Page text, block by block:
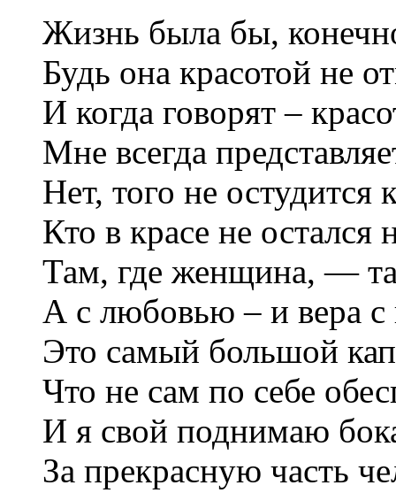
Жизнь была бы,
Будь она красотой не
И когда говорят –
Мне всегда
Нет, того не остудится
Кто в красе не остался
Там, где женщина, —
А с любовью – и вера
Это самый большой
Что не сам по себе
И я свой поднимаю
За прекрасную часть